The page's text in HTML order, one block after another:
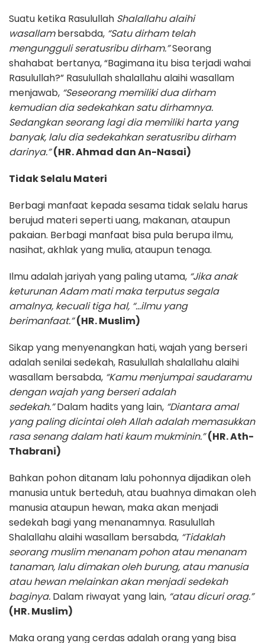
Suatu ketika Rasulullah Shalallahu alaihi
wasallambersabda, “Satu dirham telah
mengungguli seratusribu dirham.”Seorang
shahabat bertanya, “Bagimana itu bisa terjadi wahai
Rasulullah?” Rasulullah shalallahu alaihi wasallam
menjawab, “Seseorang memiliki dua dirham
kemudian dia sedekahkan satu dirhamnya.
Sedangkan seorang lagi dia memiliki harta yang
banyak, lalu dia sedekahkan seratusribu dirham
darinya.” (HR. Ahmad dan An-Nasai)
Tidak Selalu Materi
Berbagi manfaat kepada sesama tidak selalu harus
berujud materi seperti uang, makanan, ataupun
pakaian. Berbagi manfaat bisa pula berupa ilmu,
nasihat, akhlak yang mulia, ataupun tenaga.
Ilmu adalah jariyah yang paling utama, “Jika anak
keturunan Adam mati maka terputus segala
amalnya, kecuali tiga hal, “…ilmu yang
berimanfaat.” (HR. Muslim)
Sikap yang menyenangkan hati, wajah yang berseri
adalah senilai sedekah, Rasulullah shalallahu alaihi
wasallam bersabda, “Kamu menjumpai saudaramu
dengan wajah yang berseri adalah
sedekah.”Dalam hadits yang lain, “Diantara amal
yang paling dicintai oleh Allah adalah memasukkan
rasa senang dalam hati kaum mukminin.” (HR. Ath-
Thabrani)
Bahkan pohon ditanam lalu pohonnya dijadikan oleh
manusia untuk berteduh, atau buahnya dimakan oleh
manusia ataupun hewan, maka akan menjadi
sedekah bagi yang menanamnya. Rasulullah
Shalallahu alaihi wasallam bersabda, “Tidaklah
seorang muslim menanam pohon atau menanam
tanaman, lalu dimakan oleh burung, atau manusia
atau hewan melainkan akan menjadi sedekah
baginya. Dalam riwayat yang lain, “atau dicuri orag.”
(HR. Muslim)
Maka orang yang cerdas adalah orang yang bisa